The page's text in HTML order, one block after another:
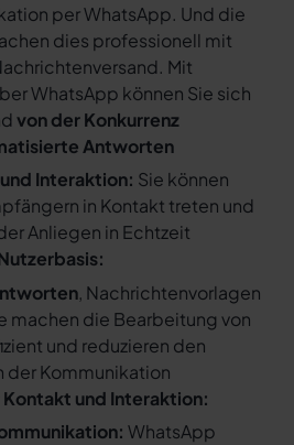
per WhatsApp. Und die
dies professionell mit
Mit
WhatsApp können Sie sich
von der Konkurrenz
Antworten
Interaktion: Sie können
in Kontakt treten und
Anliegen in Echtzeit
, Nachrichtenvorlagen
machen die Bearbeitung von
und reduzieren den
der Kommunikation
und Interaktion:
WhatsApp